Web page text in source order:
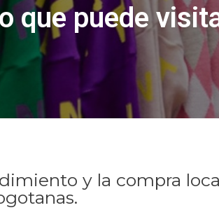
que puede
y la compra